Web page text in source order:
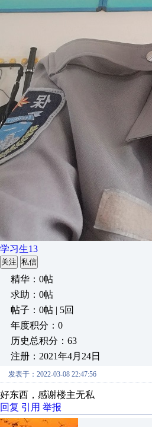
学习生13
关注 私信
精华：0帖
求助：0帖
帖子：0帖 | 5回
年度积分：0
历史总积分：63
注册：2021年4月24日
发表于：2022-03-08 22:47:56
好东西，感谢楼主无私
回复 引用 举报